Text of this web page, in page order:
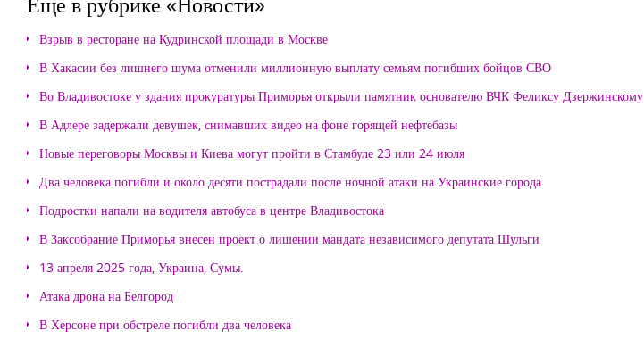
Взрыв в ресторане на Кудринской площади в Москве
В Хакасии без лишнего шума отменили миллионную выплату семьям погибших бойцов СВО
Во Владивостоке у здания прокуратуры Приморья открыли памятник основателю ВЧК Феликсу Дзержинскому
В Адлере задержали девушек, снимавших видео на фоне горящей нефтебазы
Новые переговоры Москвы и Киева могут пройти в Стамбуле 23 или 24 июля
Два человека погибли и около десяти пострадали после ночной атаки на Украинские города
Подростки напали на водителя автобуса в центре Владивостока
В Заксобрание Приморья внесен проект о лишении мандата независимого депутата Шульги
13 апреля 2025 года, Украина, Сумы.
Атака дрона на Белгород
В Херсоне при обстреле погибли два человека